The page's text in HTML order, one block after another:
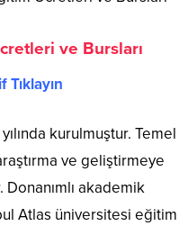
ve Bursları
kurulmuştur. Temel
ve geliştirmeye
akademik
Atlas üniversitesi eğitim